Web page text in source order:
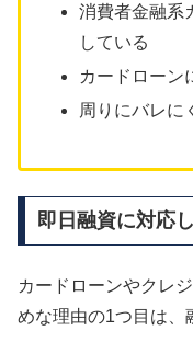
消費者金融系
している
カードローン
周りにバレに
即日融資に対応
カードローンやクレ
めな理由の1つ目は、